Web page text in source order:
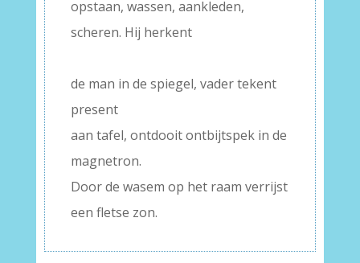
opstaan, wassen, aankleden,
scheren. Hij herkent
de man in de spiegel, vader tekent
present
aan tafel, ontdooit ontbijtspek in de
magnetron.
Door de wasem op het raam verrijst
een fletse zon.